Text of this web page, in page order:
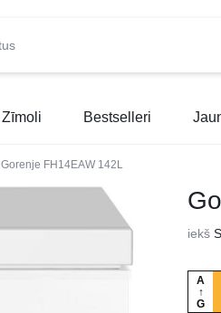
Zīmoli Bestselleri
Gorenje FH14EAW 142L
iekš
A
↑
G